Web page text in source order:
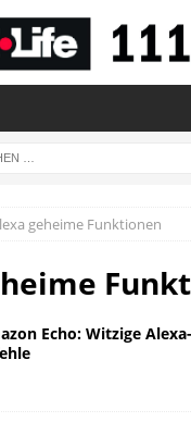
geheime Funktionen
Echo: Witzige